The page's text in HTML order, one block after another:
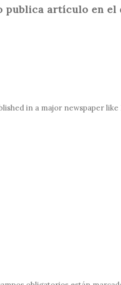
publica artículo en
in a major newspaper like